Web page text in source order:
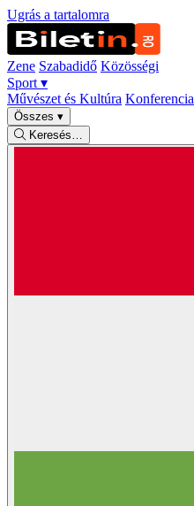
Ugrás a tartalomra
Zene Szabadidő Közösségi
Sport ▾
Művészet és Kultúra Konferencia
Összes ▾
Keresés…